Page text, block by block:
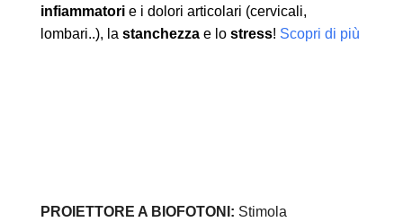
infiammatori e i dolori articolari (cervicali,
lombari..), la stanchezzae lo stress! Scopri di più
PROIETTORE A BIOFOTONI: Stimola